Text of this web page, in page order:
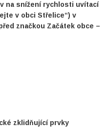
na snížení rychlosti uvítací
v obci Střelice“) v
značkou Začátek obce –
zklidňující prvky